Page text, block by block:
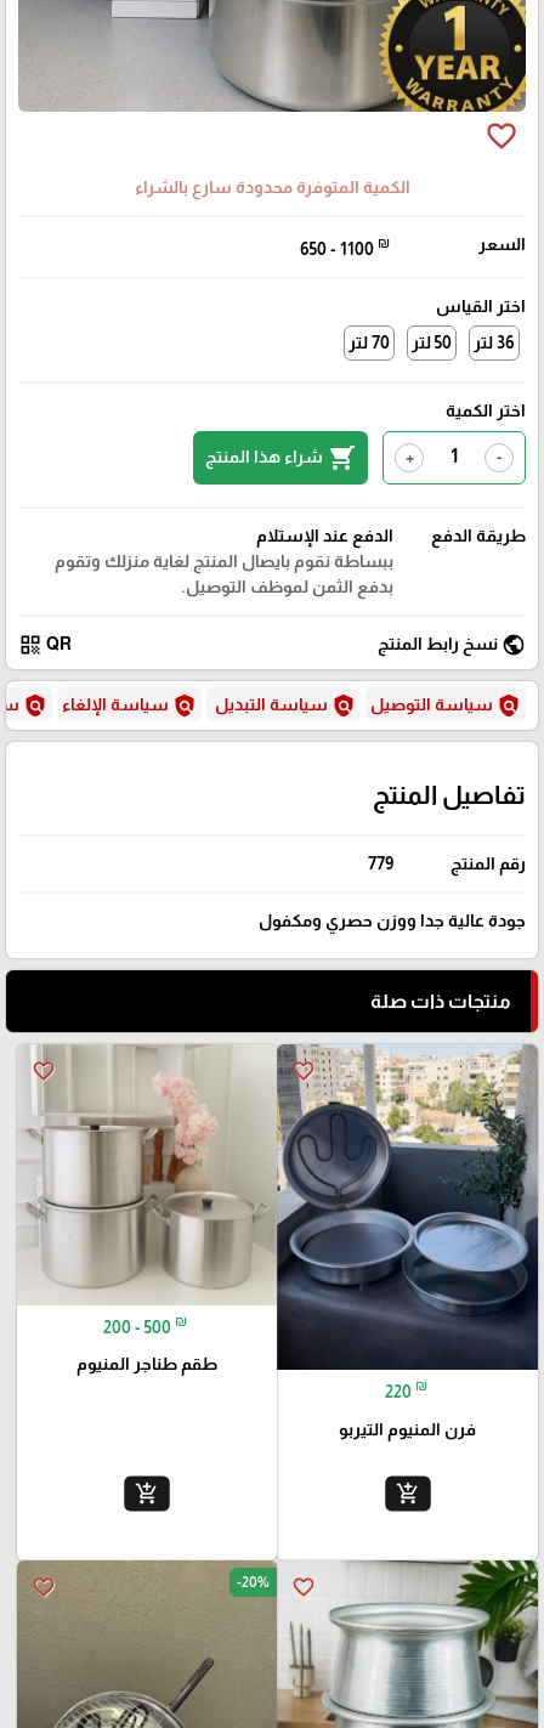
favorite_border
الكمية المتوفرة محدودة سارع بالشراء
السعر 650 - 1100 ₪
اختر القياس
36 لتر
50 لتر 70 لتر
اختر الكمية
-
+
shopping_cart شراء هذا المنتج
طريقة الدفع
الدفع عند الإستلام
ببساطة نقوم بايصال المنتج لغاية منزلك وتقوم
بدفع الثمن لموظف التوصيل.
public نسخ رابط المنتج QR
qr_code
policy سياسة التوصيل policy سياسة التبديل policy سياسة الإلغاء policy
تفاصيل المنتج
رقم المنتج 779
جودة عالية جدا ووزن حصري ومكفول
منتجات ذات صلة
favorite_border
220 ₪
فرن المنيوم التيربو
add_shopping_cart
favorite_border
200 - 500 ₪
طقم طناجر المنيوم
add_shopping_cart
favorite_border
favorite_border -20%